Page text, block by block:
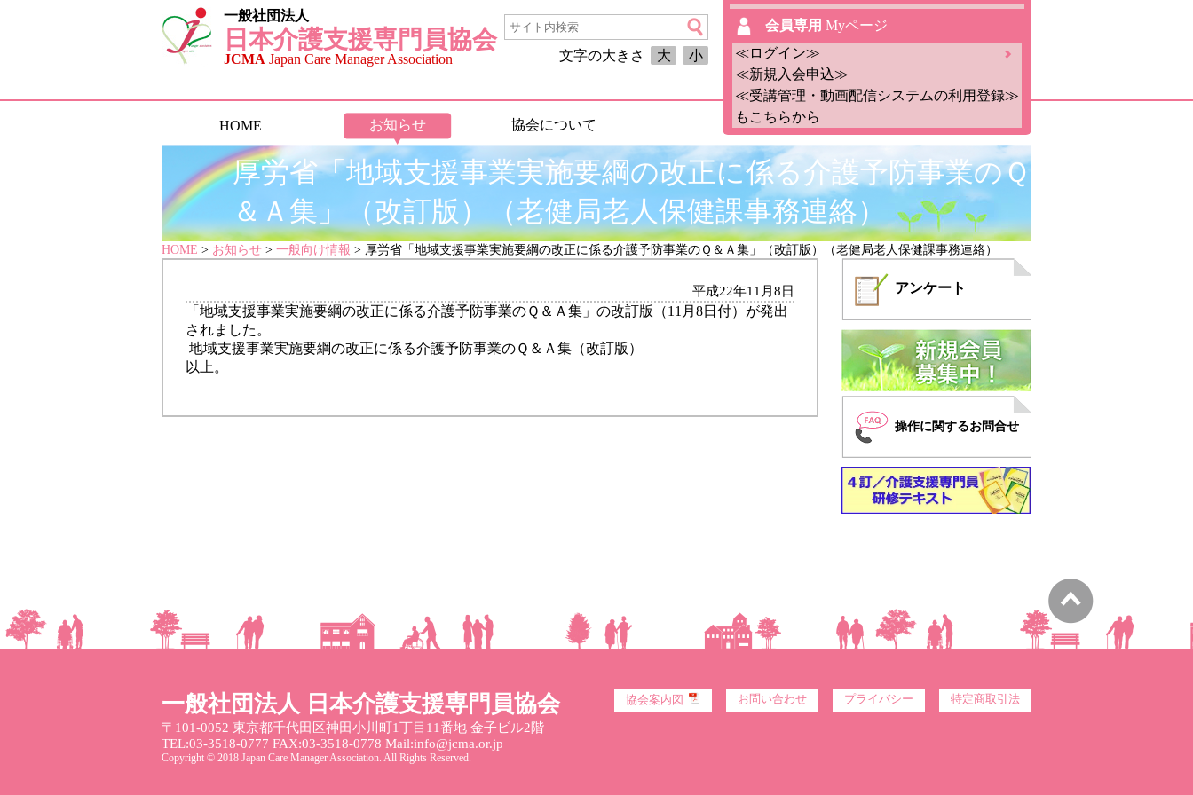
一般社団法人
日本介護支援専門員協会
JCMA Japan Care Manager Association 文字の大きさ 大 小
会員専用 Myページ
≪ログイン≫
≪新規入会申込≫
≪受講管理・動画配信システムの利用登録≫
もこちらから
HOME お知らせ 協会について
厚労省「地域支援事業実施要綱の改正に係る介護予防事業のＱ
＆Ａ集」（改訂版）（老健局老人保健課事務連絡）
HOME > お知らせ > 一般向け情報 > 厚労省「地域支援事業実施要綱の改正に係る介護予防事業のＱ＆Ａ集」（改訂版）（老健局老人保健課事務連絡）
平成22年11月8日
「地域支援事業実施要綱の改正に係る介護予防事業のＱ＆Ａ集」の改訂版（11月8日付）が発出
されました。
地域支援事業実施要綱の改正に係る介護予防事業のＱ＆Ａ集（改訂版）
以上。
アンケート
操作に関するお問合せ
一般社団法人 日本介護支援専門員協会
〒101-0052 東京都千代田区神田小川町1丁目11番地 金子ビル2階
TEL:03-3518-0777 FAX:03-3518-0778 Mail:info@jcma.or.jp
Copyright © 2018 Japan Care Manager Association. All Rights Reserved.
協会案内図 お問い合わせ プライバシー 特定商取引法